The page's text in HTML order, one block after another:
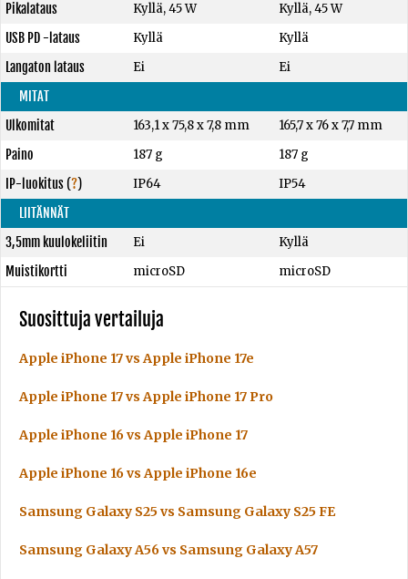
Pikalataus
Kyllä, 45 W
Kyllä, 45 W
USB PD -lataus
Kyllä
Kyllä
Langaton lataus
Ei
Ei
MITAT
Ulkomitat
163,1 x 75,8 x 7,8 mm
165,7 x 76 x 7,7 mm
Paino
187 g
187 g
IP-luokitus(?) IP64
IP54
LIITÄNNÄT
3,5mm kuulokeliitin
Ei
Kyllä
Muistikortti
microSD microSD
Suosittuja vertailuja
Apple iPhone 17 vs Apple iPhone 17e
Apple iPhone 17 vs Apple iPhone 17 Pro
Apple iPhone 16 vs Apple iPhone 17
Apple iPhone 16 vs Apple iPhone 16e
Samsung Galaxy S25 vs Samsung Galaxy S25 FE
Samsung Galaxy A56 vs Samsung Galaxy A57